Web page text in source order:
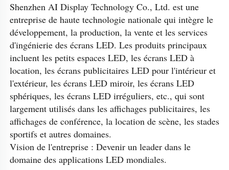
Shenzhen AI Display Technology Co., Ltd. est une
entreprise de haute technologie nationale qui intègre le
développement, la production, la vente et les services
d'ingénierie des écrans LED. Les produits principaux
incluent les petits espaces LED, les écrans LED à
location, les écrans publicitaires LED pour l'intérieur et
l'extérieur, les écrans LED miroir, les écrans LED
sphériques, les écrans LED irréguliers, etc., qui sont
largement utilisés dans les affichages publicitaires, les
affichages de conférence, la location de scène, les stades
sportifs et autres domaines.
Vision de l'entreprise : Devenir un leader dans le
domaine des applications LED mondiales.